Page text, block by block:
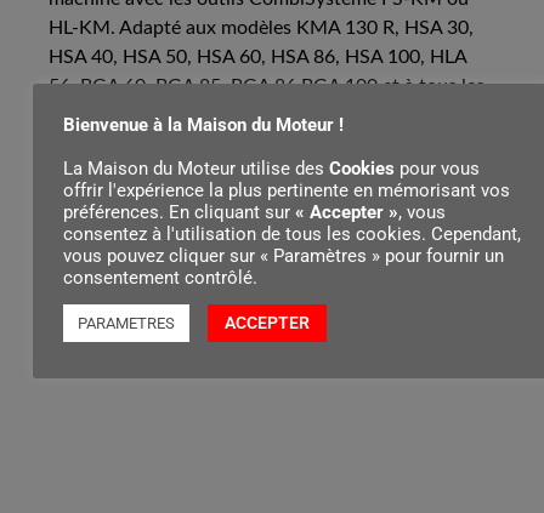
HL-KM. Adapté aux modèles KMA 130 R, HSA 30,
HSA 40, HSA 50, HSA 60, HSA 86, HSA 100, HLA
56, BGA 60, BGA 85, BGA 86 BGA 100 et à tous les
moteurs CombiSystème avec poignée circulaire.
Contenu par
Bienvenue à la Maison du Moteur !
La Maison du Moteur utilise des Cookies pour vous
offrir l'expérience la plus pertinente en mémorisant vos
préférences. En cliquant sur « Accepter », vous
consentez à l'utilisation de tous les cookies. Cependant,
vous pouvez cliquer sur « Paramètres » pour fournir un
consentement contrôlé.
PARAMETRES ACCEPTER